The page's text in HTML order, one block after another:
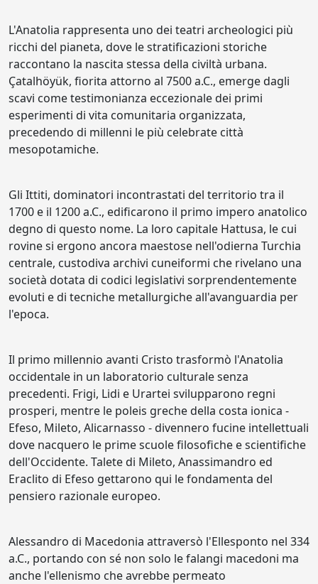
L'Anatolia rappresenta uno dei teatri archeologici più
ricchi del pianeta, dove le stratificazioni storiche
raccontano la nascita stessa della civiltà urbana.
Çatalhöyük, fiorita attorno al 7500 a.C., emerge dagli
scavi come testimonianza eccezionale dei primi
esperimenti di vita comunitaria organizzata,
precedendo di millenni le più celebrate città
mesopotamiche.
Gli Ittiti, dominatori incontrastati del territorio tra il
1700 e il 1200 a.C., edificarono il primo impero anatolico
degno di questo nome. La loro capitale Hattusa, le cui
rovine si ergono ancora maestose nell'odierna Turchia
centrale, custodiva archivi cuneiformi che rivelano una
società dotata di codici legislativi sorprendentemente
evoluti e di tecniche metallurgiche all'avanguardia per
l'epoca.
Il primo millennio avanti Cristo trasformò l'Anatolia
occidentale in un laboratorio culturale senza
precedenti. Frigi, Lidi e Urartei svilupparono regni
prosperi, mentre le poleis greche della costa ionica -
Efeso, Mileto, Alicarnasso - divennero fucine intellettuali
dove nacquero le prime scuole filosofiche e scientifiche
dell'Occidente. Talete di Mileto, Anassimandro ed
Eraclito di Efeso gettarono qui le fondamenta del
pensiero razionale europeo.
Alessandro di Macedonia attraversò l'Ellesponto nel 334
a.C., portando con sé non solo le falangi macedoni ma
anche l'ellenismo che avrebbe permeato